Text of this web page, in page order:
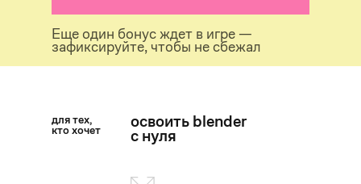
Еще один бонус ждет в игре —
зафиксируйте, чтобы не сбежал
для тех,
кто хочет освоить blender
с нуля